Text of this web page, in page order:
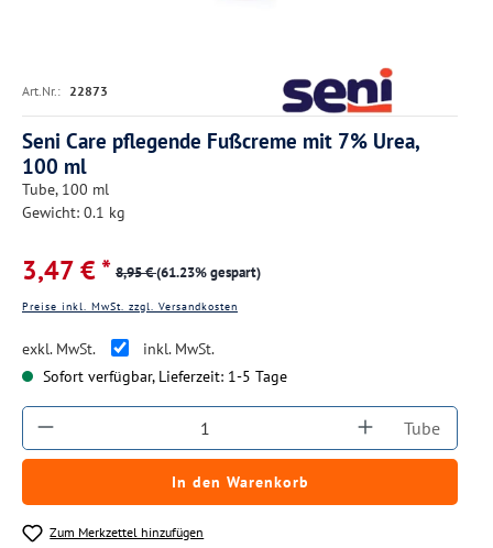
Art.Nr.: 22873
Seni Care pflegende Fußcreme mit 7% Urea,
100 ml
Tube, 100 ml
Gewicht: 0.1 kg
3,47 € * 8,95 €(61.23% gespart)
Preise inkl. MwSt. zzgl. Versandkosten
exkl. MwSt.
inkl. MwSt.
Sofort verfügbar, Lieferzeit: 1-5 Tage
Produkt Anzahl: Gib den gewünschtenTube
In den Warenkorb
Zum Merkzettel hinzufügen